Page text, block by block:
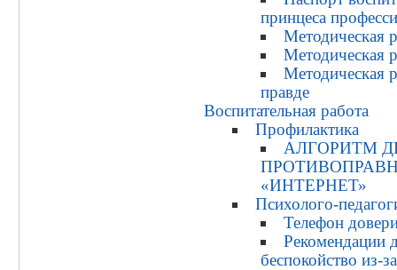
принцеса
Методическая
Методическая
Методическая
правде
Воспитательная работа
Профилактика
АЛГОРИТМ
«ИНТЕРНЕТ»
Психолого-
Телефон
Рекомендации
беспокойство из-